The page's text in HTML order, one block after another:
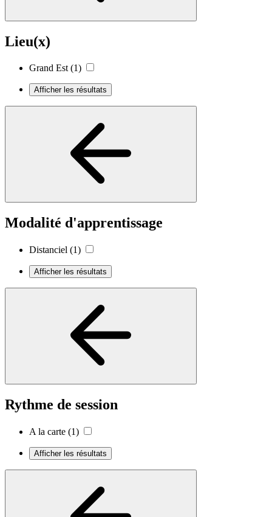
Lieu(x)
Grand Est (1)
Afficher les résultats
Modalité d'apprentissage
Distanciel (1)
Afficher les résultats
Rythme de session
A la carte (1)
Afficher les résultats